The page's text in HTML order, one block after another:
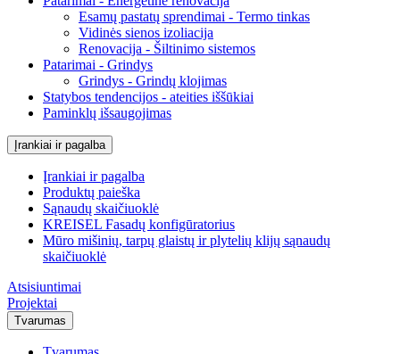
Esamų pastatų sprendimai - Termo tinkas
Vidinės sienos izoliacija
Renovacija - Šiltinimo sistemos
Patarimai - Grindys
Grindys - Grindų klojimas
Statybos tendencijos - ateities iššūkiai
Paminklų išsaugojimas
Įrankiai ir pagalba
Įrankiai ir pagalba
Produktų paieška
Sąnaudų skaičiuoklė
KREISEL Fasadų konfigūratorius
Mūro mišinių, tarpų glaistų ir plytelių klijų sąnaudų
skaičiuoklė
Atsisiuntimai
Projektai
Tvarumas